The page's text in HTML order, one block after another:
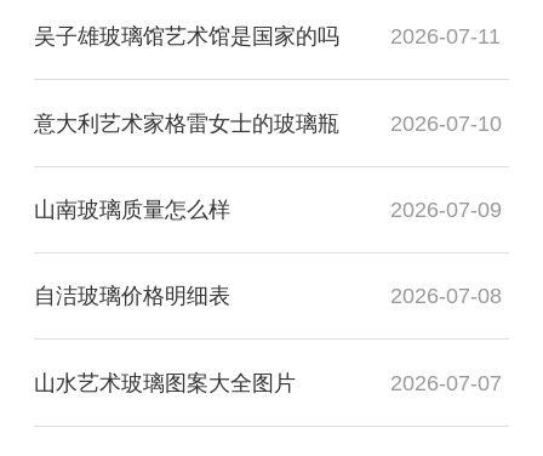
吴子雄玻璃馆艺术馆是国家的吗 2026-07-11
意大利艺术家格雷女士的玻璃瓶 2026-07-10
山南玻璃质量怎么样 2026-07-09
自洁玻璃价格明细表 2026-07-08
山水艺术玻璃图案大全图片 2026-07-07